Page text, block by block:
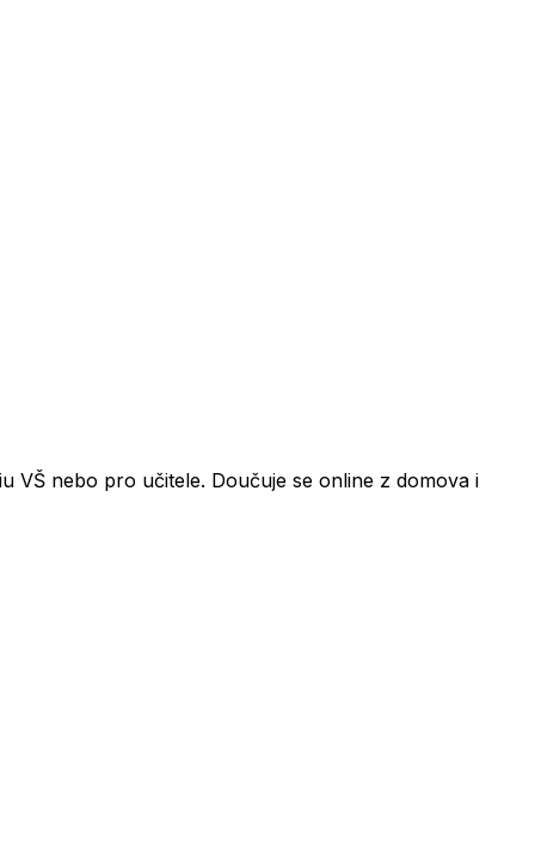
VŠ nebo pro učitele. Doučuje se online z domova i